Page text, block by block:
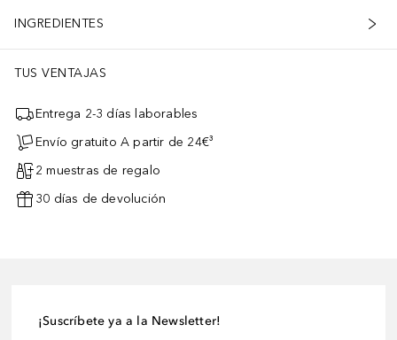
INGREDIENTES
TUS VENTAJAS
Entrega 2-3 días laborables
Envío gratuito A partir de 24€³
2 muestras de regalo
30 días de devolución
¡Suscríbete ya a la Newsletter!